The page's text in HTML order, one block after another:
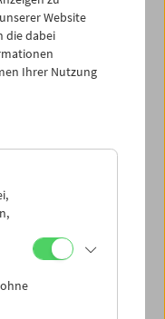
des
trifft auf
verweist zum
rhythmischen
dabei von einem
Wir sehen einen
und dabei
"Keine Spuren auf
Website
die dabei
Ihrer Nutzung